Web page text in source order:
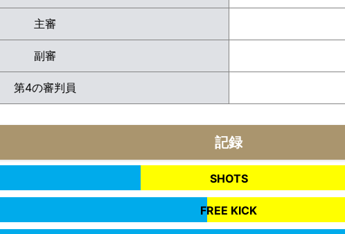
主審
副審
第4の審判員
記録
SHOTS
FREE KICK